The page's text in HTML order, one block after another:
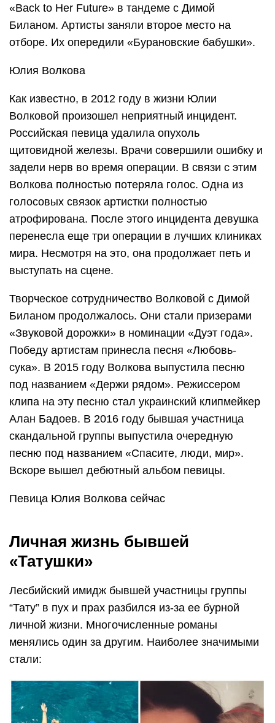
«Back to Her Future» в тандеме с Димой
Биланом. Артисты заняли второе место на
отборе. Их опередили «Бурановские бабушки».
Юлия Волкова
Как известно, в 2012 году в жизни Юлии
Волковой произошел неприятный инцидент.
Российская певица удалила опухоль
щитовидной железы. Врачи совершили ошибку и
задели нерв во время операции. В связи с этим
Волкова полностью потеряла голос. Одна из
голосовых связок артистки полностью
атрофирована. После этого инцидента девушка
перенесла еще три операции в лучших клиниках
мира. Несмотря на это, она продолжает петь и
выступать на сцене.
Творческое сотрудничество Волковой с Димой
Биланом продолжалось. Они стали призерами
«Звуковой дорожки» в номинации «Дуэт года».
Победу артистам принесла песня «Любовь-
сука». В 2015 году Волкова выпустила песню
под названием «Держи рядом». Режиссером
клипа на эту песню стал украинский клипмейкер
Алан Бадоев. В 2016 году бывшая участница
скандальной группы выпустила очередную
песню под названием «Спасите, люди, мир».
Вскоре вышел дебютный альбом певицы.
Певица Юлия Волкова сейчас
Личная жизнь бывшей
«Татушки»
Лесбийский имидж бывшей участницы группы
“Тату” в пух и прах разбился из-за ее бурной
личной жизни. Многочисленные романы
менялись один за другим. Наиболее значимыми
стали: